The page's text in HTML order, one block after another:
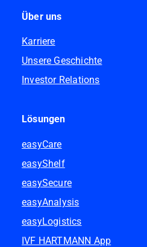
Über uns
Karriere
Unsere Geschichte
Investor Relations
Lösungen
easyCare
easyShelf
easySecure
easyAnalysis
easyLogistics
IVF HARTMANN App